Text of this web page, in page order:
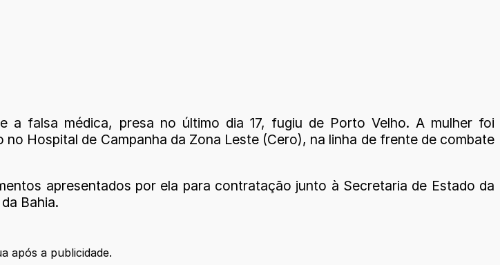
a falsa médica, presa no último dia 17, fugiu de Porto Velho. A mulher foi
Hospital de Campanha da Zona Leste (Cero), na linha de frente de combate
apresentados por ela para contratação junto à Secretaria de Estado da
Bahia.
após a publicidade.